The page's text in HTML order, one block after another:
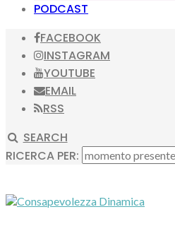
PODCAST
FACEBOOK
INSTAGRAM
YOUTUBE
EMAIL
RSS
SEARCH
RICERCA PER: